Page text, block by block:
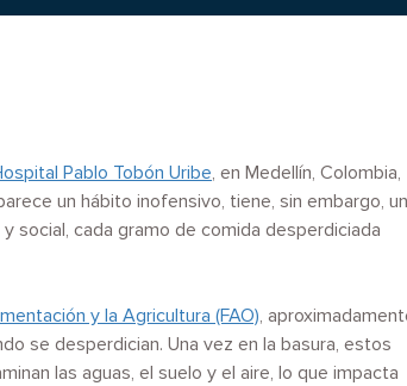
Pablo Tobón Uribe, en Medellín, Colombia,
un hábito inofensivo, tiene, sin embargo, un
social, cada gramo de comida desperdiciada
y la Agricultura (FAO),
se desperdician. Una vez en la basura, estos
las aguas, el suelo y el aire, lo que impacta